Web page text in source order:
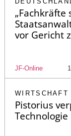
„Fachkräfte
vor Gericht
JF-Online
WIRTSCHAFT
Pistorius
Technologie